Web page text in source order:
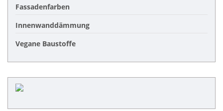
Fassadenfarben
Innenwanddämmung
Vegane Baustoffe